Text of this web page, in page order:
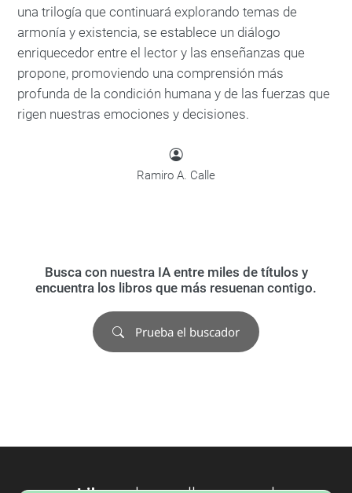
una trilogía que continuará explorando temas de
armonía y existencia, se establece un diálogo
enriquecedor entre el lector y las enseñanzas que
propone, promoviendo una comprensión más
profunda de la condición humana y de las fuerzas que
rigen nuestras emociones y decisiones.
Ramiro A. Calle
Busca con nuestra IA entre miles de títulos y
encuentra los libros que más resuenan contigo.
Prueba el buscador